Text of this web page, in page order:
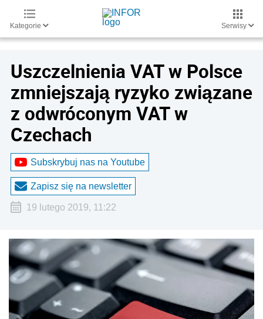
Kategorie Serwisy
Uszczelnienia VAT w Polsce
zmniejszają ryzyko związane
z odwróconym VAT w
Czechach
Subskrybuj nas na Youtube
Zapisz się na newsletter
19 lutego 2019, 11:22